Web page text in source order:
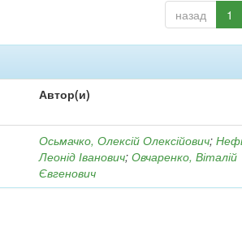
назад 1
Автор(и)
Осьмачко, Олексій Олексійович;
Леонід Іванович;Овчаренко, Віталій
Євгенович